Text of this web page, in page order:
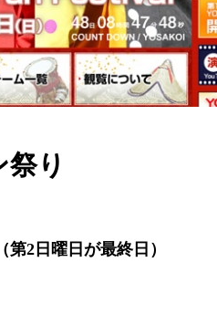
り
2日曜日が最終日）